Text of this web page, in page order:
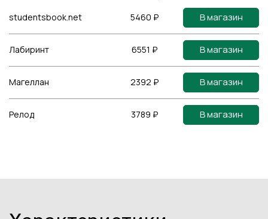
studentsbook.net 5460 ₽ В магазин
Лабиринт 6551 ₽ В магазин
Магеллан 2392 ₽ В магазин
Релод 3789 ₽ В магазин